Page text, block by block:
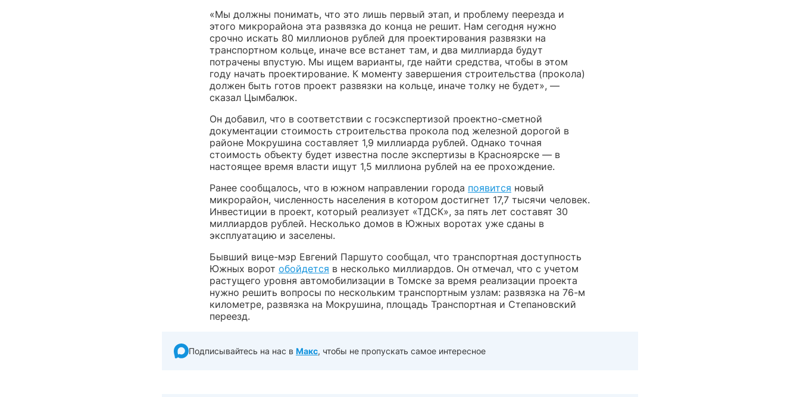
«Мы должны понимать, что это лишь первый этап, и проблему пеерезда и
этого микрорайона эта развязка до конца не решит. Нам сегодня нужно
срочно искать 80 миллионов рублей для проектирования развязки на
транспортном кольце, иначе все встанет там, и два миллиарда будут
потрачены впустую. Мы ищем варианты, где найти средства, чтобы в этом
году начать проектирование. К моменту завершения строительства (прокола)
должен быть готов проект развязки на кольце, иначе толку не будет», —
сказал Цымбалюк.
Он добавил, что в соответствии с госэкспертизой проектно-сметной
документации стоимость строительства прокола под железной дорогой в
районе Мокрушина составляет 1,9 миллиарда рублей. Однако точная
стоимость объекту будет известна после экспертизы в Красноярске — в
настоящее время власти ищут 1,5 миллиона рублей на ее прохождение.
Ранее сообщалось, что в южном направлении города появится новый
микрорайон, численность населения в котором достигнет 17,7 тысячи человек.
Инвестиции в проект, который реализует «ТДСК», за пять лет составят 30
миллиардов рублей. Несколько домов в Южных воротах уже сданы в
эксплуатацию и заселены.
Бывший вице-мэр Евгений Паршуто сообщал, что транспортная доступность
Южных ворот обойдется в несколько миллиардов. Он отмечал, что с учетом
растущего уровня автомобилизации в Томске за время реализации проекта
нужно решить вопросы по нескольким транспортным узлам: развязка на 76-м
километре, развязка на Мокрушина, площадь Транспортная и Степановский
переезд.
Подписывайтесь на нас в Макс, чтобы не пропускать самое интересное